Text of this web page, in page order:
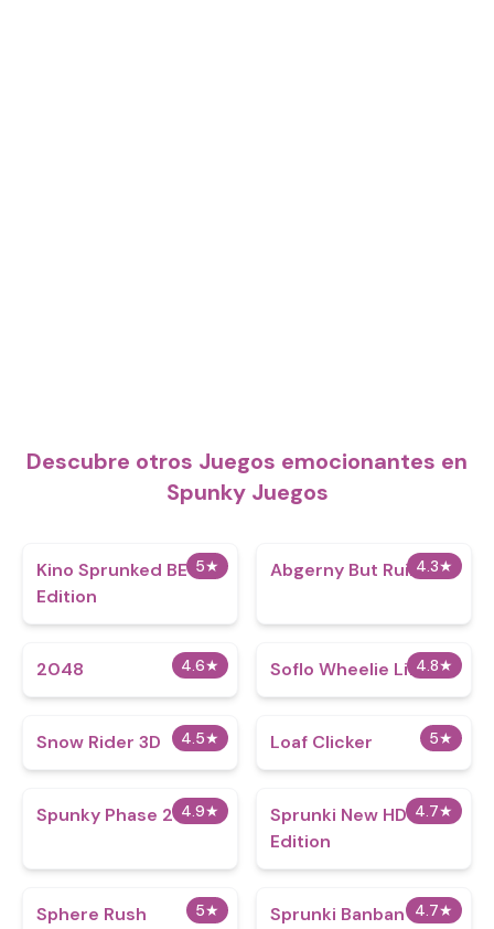
Descubre otros Juegos emocionantes en
Spunky Juegos
5★
Kino Sprunked BE
Edition
4.3★
Abgerny But Ruined
4.6★
2048 4.8★
Soflo Wheelie Life
4.5★
Snow Rider 3D 5★
Loaf Clicker
4.9★
Spunky Phase 2 4.7★
Sprunki New HD
Edition
5★
Sphere Rush 4.7★
Sprunki Banban